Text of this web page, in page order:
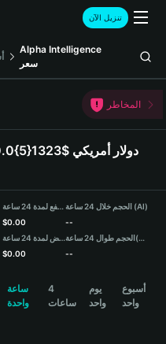
تنزيل الآن
Alpha Intelligence
سعر
المخاطر
1 AI = 0.0{5}1323$ دولار أمريكي
مرتفع لمدة 24 ساعة
$0.00
منخفض لمدة 24 ساعة
$0.00
الحجم خلال 24 ساعة (AI)
--
الحجم طوال 24 ساعة(USDT)
--
ساعة
واحدة
4
ساعات
يوم
واحد
أسبوع
واحد